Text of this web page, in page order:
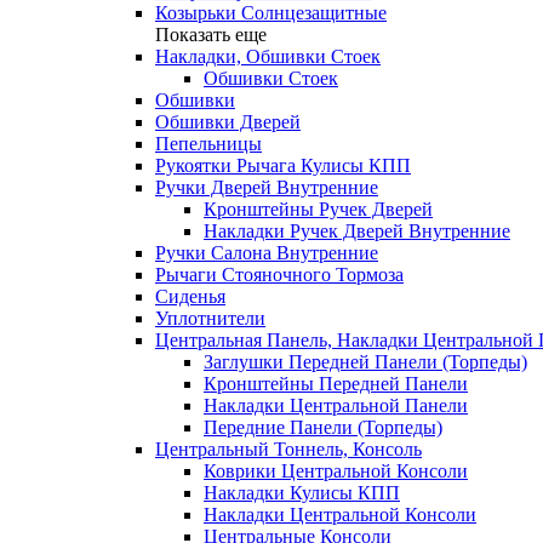
Козырьки Солнцезащитные
Показать еще
Накладки, Обшивки Стоек
Обшивки Стоек
Обшивки
Обшивки Дверей
Пепельницы
Рукоятки Рычага Кулисы КПП
Ручки Дверей Внутренние
Кронштейны Ручек Дверей
Накладки Ручек Дверей Внутренние
Ручки Салона Внутренние
Рычаги Стояночного Тормоза
Сиденья
Уплотнители
Центральная Панель, Накладки Центральной
Заглушки Передней Панели (Торпеды)
Кронштейны Передней Панели
Накладки Центральной Панели
Передние Панели (Торпеды)
Центральный Тоннель, Консоль
Коврики Центральной Консоли
Накладки Кулисы КПП
Накладки Центральной Консоли
Центральные Консоли